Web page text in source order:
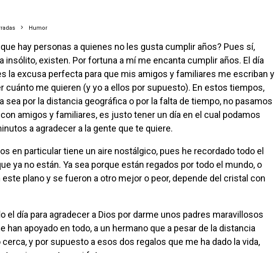
Humor
insólito, existen. Por fortuna a mí me encanta cumplir años. El día
la excusa perfecta para que mis amigos y familiares me escriban y
cuánto me quieren (y yo a ellos por supuesto). En estos tiempos,
sea por la distancia geográfica o por la falta de tiempo, no pasamos
amigos y familiares, es justo tener un día en el cual podamos
a agradecer a la gente que te quiere.
s en particular tiene un aire nostálgico, pues he recordado todo el
ya no están. Ya sea porque están regados por todo el mundo, o
plano y se fueron a otro mejor o peor, depende del cristal con
el día para agradecer a Dios por darme unos padres maravillosos
han apoyado en todo, a un hermano que a pesar de la distancia
y por supuesto a esos dos regalos que me ha dado la vida,